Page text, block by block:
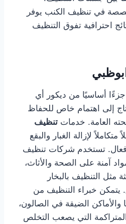
في تنظيف الكنب يوفر
احترافية تفوق التنظيف
جزءًا أساسيًا من ديكور أي
إلى اهتمام خاص للحفاظ
العامة. خدمات تنظيف
متكاملاً لإزالة الغبار والبقع
فعال. تستخدم شركات تنظيف
آمنة على الصحة والأثاث،
مثل التنظيف بالبخار
يتمكن خبراء التنظيف من
والأماكن الضيقة في الصالون،
التي يصعب التخلص